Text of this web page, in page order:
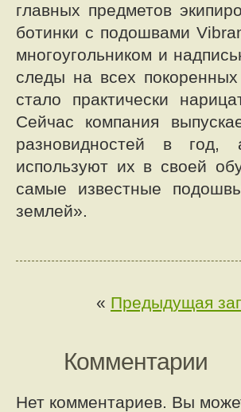
главных предметов
ботинки с подошвами
многоугольником и
следы на всех
стало практически
Сейчас компания
разновидностей в год,
используют их в своей
самые известные
землей».
« Предыдущая
Комментарии
Нет комментариев. Вы